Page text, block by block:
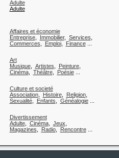
Adulte
Adulte
Affaires et économie
Entreprise, Immobilier, Services
Commerces
Emploi, Finance...
Art
Musique, Artistes Peinture,
Cinéma, Théâtre, Poésie...
Culture et societé
Association, Histoire, Religion,
Sexualité, Enfants Généalogie...
Divertissement
Adulte, Cinéma, Jeux
Magazines
Radio, Rencontre...